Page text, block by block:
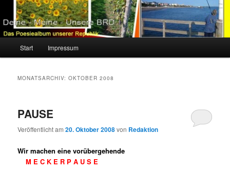
Start Impressum
MONATSARCHIV:OKTOBER 2008
PAUSE
Veröffentlicht am20. Oktober 2008von Redaktion
Wir machen eine vorübergehende
M E C K E R P A U S E